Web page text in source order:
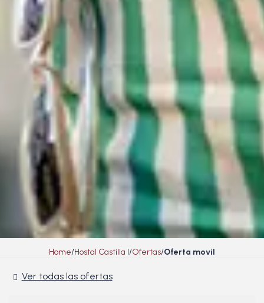
Home Hostal Castilla I Ofertas Oferta movil
Ver todas las ofertas